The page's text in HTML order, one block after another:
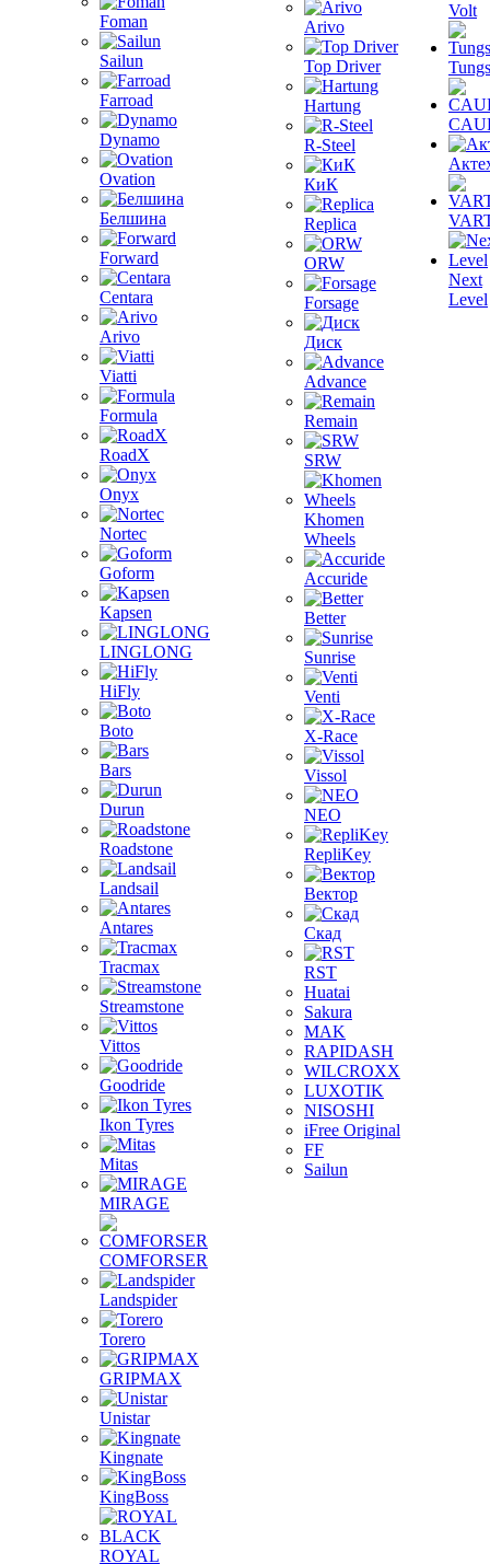
Foman
Sailun
Farroad
Dynamo
Ovation
Белшина
Forward
Centara
Arivo
Viatti
Formula
RoadX
Onyx
Nortec
Goform
Kapsen
LINGLONG
HiFly
Boto
Bars
Durun
Roadstone
Landsail
Antares
Tracmax
Streamstone
Vittos
Goodride
Ikon Tyres
Mitas
MIRAGE
COMFORSER
Landspider
Torero
GRIPMAX
Unistar
Kingnate
KingBoss
ROYAL
Arivo
Top Driver
Hartung
R-Steel
КиК
Replica
ORW
Forsage
Диск
Advance
Remain
SRW
Khomen
Wheels
Accuride
Better
Sunrise
Venti
X-Race
Vissol
NEO
RepliKey
Вектор
Скад
RST
Huatai
Sakura
MAK
RAPIDASH
WILCROXX
LUXOTIK
NISOSHI
iFree Original
FF
Sailun
Volt
Next
Level